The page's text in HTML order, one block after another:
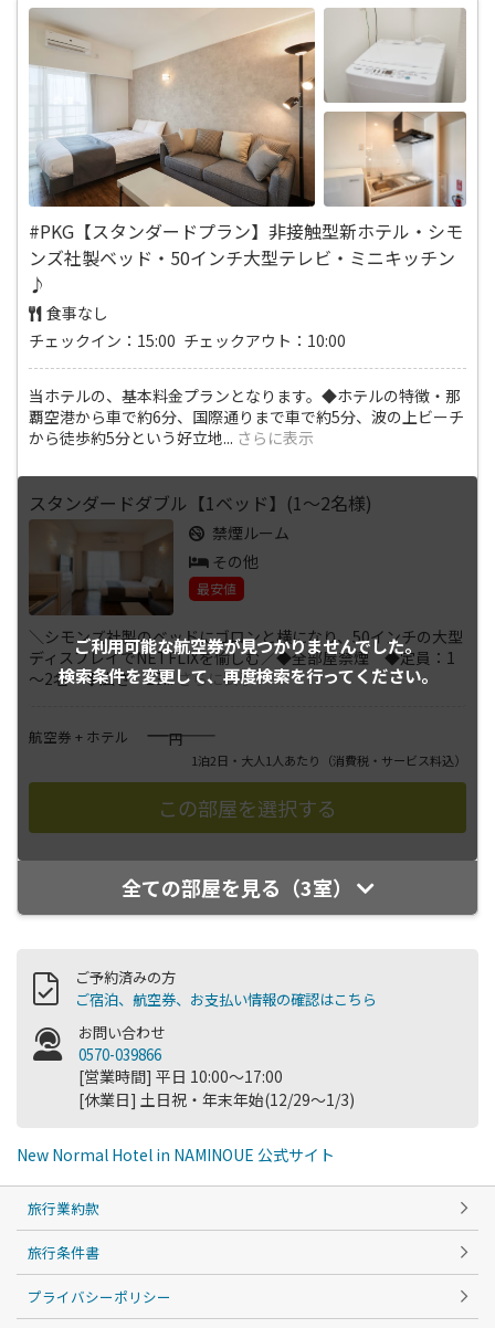
#PKG【スタンダードプラン】非接触型新ホテル・シモ
ンズ社製ベッド・50インチ大型テレビ・ミニキッチン
♪
食事なし
チェックイン：15:00 チェックアウト：10:00
当ホテルの、基本料金プランとなります。◆ホテルの特徴・那
覇空港から車で約6分、国際通りまで車で約5分、波の上ビーチ
から徒歩約5分という好立地... さらに表示
ご利用可能な航空券が見つかりませんでした。
検索条件を変更して、再度検索を行ってください。
スタンダードダブル【1ベッド】(1～2名様)
禁煙ルーム
その他
最安値
＼シモンズ社製のベッドにゴロンと横になり、50インチの大型
ディスプレイでNETFLIXを愉しむ／◆全部屋禁煙 ◆定員：1
～2名 ◆広さ：23... さらに表示
航空券 + ホテル ――――円
1泊2日・大人1人あたり （消費税・サービス料込）
全ての部屋を見る（3室）
ご予約済みの方
ご宿泊、航空券、お支払い情報の確認はこちら
お問い合わせ
0570-039866
[営業時間] 平日 10:00～17:00
[休業日] 土日祝・年末年始(12/29～1/3)
New Normal Hotel in NAMINOUE 公式サイト
旅行業約款
旅行条件書
プライバシーポリシー